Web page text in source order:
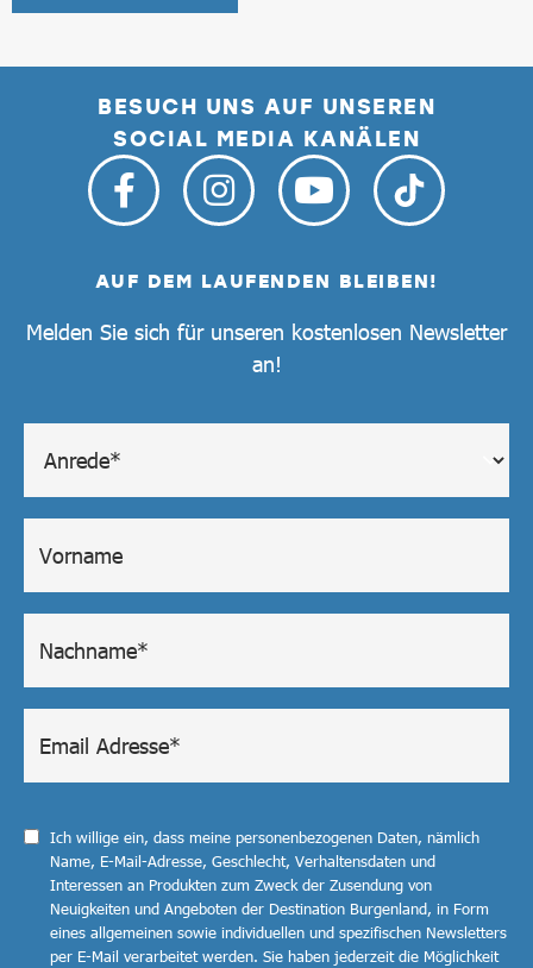
BESUCH UNS AUF UNSEREN
SOCIAL MEDIA KANÄLEN
AUF DEM LAUFENDEN BLEIBEN!
Melden Sie sich für unseren kostenlosen Newsletter
an!
Ich willige ein, dass meine personenbezogenen Daten, nämlich
Name, E-Mail-Adresse, Geschlecht, Verhaltensdaten und
Interessen an Produkten zum Zweck der Zusendung von
Neuigkeiten und Angeboten der Destination Burgenland, in Form
eines allgemeinen sowie individuellen und spezifischen Newsletters
per E-Mail verarbeitet werden. Sie haben jederzeit die Möglichkeit